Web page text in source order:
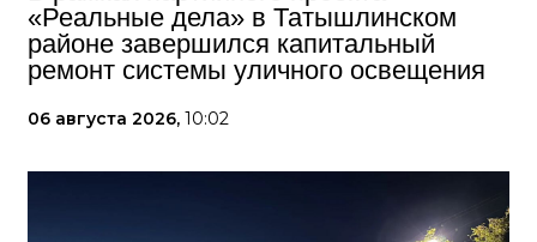
«Реальные дела» в Татышлинском
районе завершился капитальный
ремонт системы уличного освещения
06 августа 2026, 10:02